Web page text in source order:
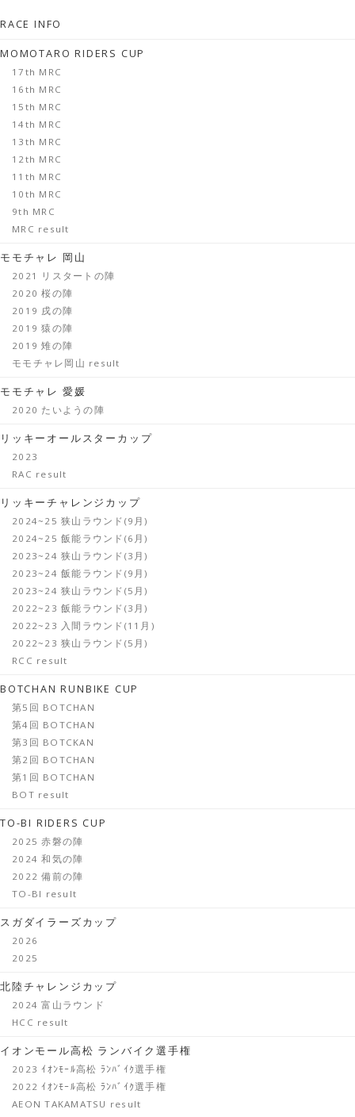
RACE INFO
MOMOTARO RIDERS CUP
17th MRC
16th MRC
15th MRC
14th MRC
13th MRC
12th MRC
11th MRC
10th MRC
9th MRC
MRC result
モモチャレ 岡山
2021 リスタートの陣
2020 桜の陣
2019 戌の陣
2019 猿の陣
2019 雉の陣
モモチャレ岡山 result
モモチャレ 愛媛
2020 たいようの陣
リッキーオールスターカップ
2023
RAC result
リッキーチャレンジカップ
2024~25 狭山ラウンド(9月)
2024~25 飯能ラウンド(6月)
2023~24 狭山ラウンド(3月)
2023~24 飯能ラウンド(9月)
2023~24 狭山ラウンド(5月)
2022~23 飯能ラウンド(3月)
2022~23 入間ラウンド(11月)
2022~23 狭山ラウンド(5月)
RCC result
BOTCHAN RUNBIKE CUP
第5回 BOTCHAN
第4回 BOTCHAN
第3回 BOTCKAN
第2回 BOTCHAN
第1回 BOTCHAN
BOT result
TO-BI RIDERS CUP
2025 赤磐の陣
2024 和気の陣
2022 備前の陣
TO-BI result
スガダイラーズカップ
2026
2025
北陸チャレンジカップ
2024 富山ラウンド
HCC result
イオンモール高松 ランバイク選手権
2023 ｲｵﾝﾓｰﾙ高松 ﾗﾝﾊﾞｲｸ選手権
2022 ｲｵﾝﾓｰﾙ高松 ﾗﾝﾊﾞｲｸ選手権
AEON TAKAMATSU result